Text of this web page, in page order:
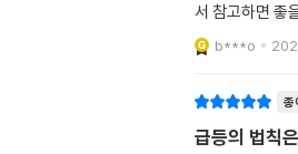
서 참고하면 좋
b***o
종
급등의 법칙